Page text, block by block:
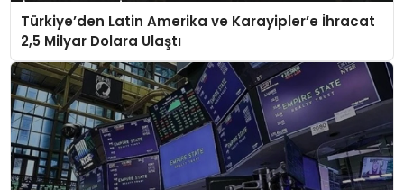
Türkiye’den Latin Amerika ve Karayipler’e İhracat
2,5 Milyar Dolara Ulaştı